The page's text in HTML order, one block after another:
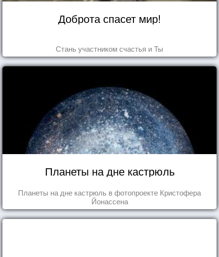
Доброта спасет мир!
Стань участником счастья и Ты
Планеты на дне кастрюль
Планеты на дне кастрюль в фотопроекте Кристофера
Йонассена